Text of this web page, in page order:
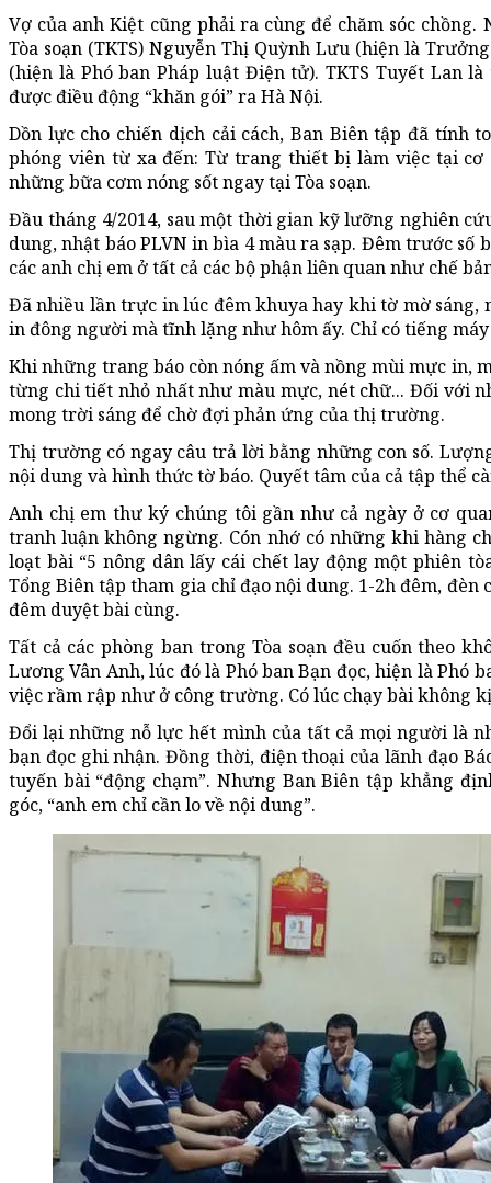
Vợ của anh Kiệt cũng phải ra cùng để chăm sóc
Tòa soạn (TKTS) Nguyễn Thị Quỳnh Lưu (hiện là
(hiện là Phó ban Pháp luật Điện tử). TKTS Tuyết Lan
được điều động “khăn gói” ra Hà Nội.
Dồn lực cho chiến dịch cải cách, Ban Biên tập đã tính
phóng viên từ xa đến: Từ trang thiết bị làm việc tại
những bữa cơm nóng sốt ngay tại Tòa soạn.
Đầu tháng 4/2014, sau một thời gian kỹ lưỡng nghiên
dung, nhật báo PLVN in bìa 4 màu ra sạp. Đêm trước
các anh chị em ở tất cả các bộ phận liên quan như chế
Đã nhiều lần trực in lúc đêm khuya hay khi tờ mờ
in đông người mà tĩnh lặng như hôm ấy. Chỉ có tiếng
Khi những trang báo còn nóng ấm và nồng mùi mực in,
từng chi tiết nhỏ nhất như màu mực, nét chữ... Đối với
mong trời sáng để chờ đợi phản ứng của thị trường.
Thị trường có ngay câu trả lời bằng những con số.
nội dung và hình thức tờ báo. Quyết tâm của cả tập thể
Anh chị em thư ký chúng tôi gần như cả ngày ở cơ
tranh luận không ngừng. Cón nhớ có những khi hàng
loạt bài “5 nông dân lấy cái chết lay động một phiên
Tổng Biên tập tham gia chỉ đạo nội dung. 1-2h đêm, đèn
đêm duyệt bài cùng.
Tất cả các phòng ban trong Tòa soạn đều cuốn theo
Lương Vân Anh, lúc đó là Phó ban Bạn đọc, hiện là Phó
việc rầm rập như ở công trường. Có lúc chạy bài không
Đổi lại những nỗ lực hết mình của tất cả mọi người là
bạn đọc ghi nhận. Đồng thời, điện thoại của lãnh đạo
tuyến bài “động chạm”. Nhưng Ban Biên tập khẳng
góc, “anh em chỉ cần lo về nội dung”.